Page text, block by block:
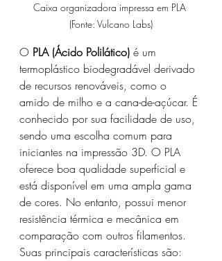
Caixa organizadora impressa em PLA
(Fonte: Vulcano Labs)
O PLA (Ácido Polilático) é um
termoplástico biodegradável derivado
de recursos renováveis, como o
amido de milho e a cana-de-açúcar. É
conhecido por sua facilidade de uso,
sendo uma escolha comum para
iniciantes na impressão 3D. O PLA
oferece boa qualidade superficial e
está disponível em uma ampla gama
de cores. No entanto, possui menor
resistência térmica e mecânica em
comparação com outros filamentos.
Suas principais características são: